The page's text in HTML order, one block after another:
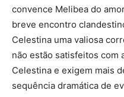
convence Melibea do
breve encontro
Celestina uma valiosa
não estão satisfeitos com
Celestina e exigem mais
sequência dramática de